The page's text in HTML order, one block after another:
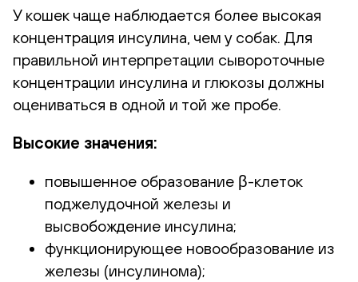
У кошек чаще наблюдается более высокая
концентрация инсулина, чем у собак. Для
правильной интерпретации сывороточные
концентрации инсулина и глюкозы должны
оцениваться в одной и той же пробе.
Высокие значения:
повышенное образование β-клеток
поджелудочной железы и
высвобождение инсулина;
функционирующее новообразование из
железы (инсулинома);